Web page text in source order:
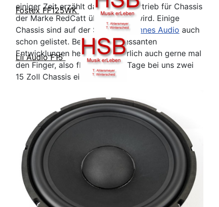
Fostex FF125WK
Lii Audio F15
einiger Zeit erzählt das er den Vertrieb für Chassis
der Marke RedCatt übernehmen wird. Einige
Chassis sind auf der Seite von Omnes Audio auch
schon gelistet. Bei solch interessanten
Entwicklungen heben wir natürlich auch gerne mal
den Finger, also flatterten die Tage bei uns zwei
15 Zoll Chassis ein.